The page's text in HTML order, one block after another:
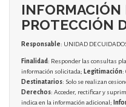
INFORMACIÓN
PROTECCIÓN
Responsable: UNIDAD DE
Finalidad: Responder las consultas
información solicitada; Legitimación:
Destinatarios: Solo se realizan
Derechos: Acceder, rectificar y
indica en la información adicional;